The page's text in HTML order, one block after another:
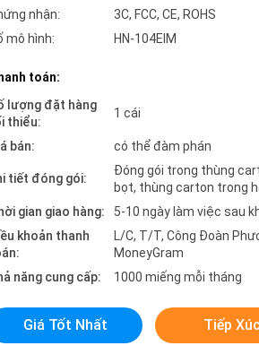
nhận:
3C, FCC, CE, ROHS
mô hình:
HN-104EIM
toán:
lượng đặt hàng
thiểu:
1 cái
bán: có thể đàm phán
tiết đóng gói:
Đóng gói trong thùng
bọt, thùng carton trong
gian giao hàng:
5-10 ngày làm việc sau
khoản thanh
L/C, T/T, Công Đoàn
MoneyGram
năng cung cấp:
1000 miếng mỗi tháng
Giá Tốt Nhất Tiếp Xúc